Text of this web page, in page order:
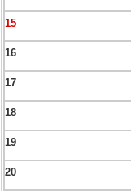
15
16
17
18
19
20